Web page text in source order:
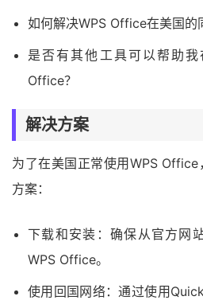
如何解决WPS Office在美国的
是否有其他工具可以帮助
Office？
解决方案
为了在美国正常使用WPS
方案：
下载和安装：确保从官方网
WPS Office。
使用回国网络：通过使用